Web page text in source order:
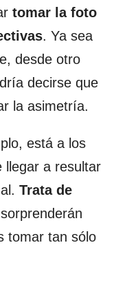
tomar la foto
. Ya sea
desde otro
decirse que
la asimetría.
está a los
llegar a resultar
Trata de
tomar tan sólo